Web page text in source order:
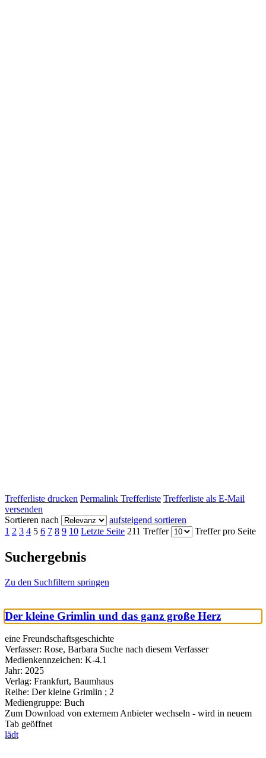
Trefferliste drucken Permalink Trefferliste Trefferliste als E-Mail
versenden
Sortieren nach
aufsteigend sortieren
1 2 3 4 5 6 7 8 9 10 Letzte Seite 211 Treffer Treffer pro Seite
Suchergebnis
Zu den Suchfiltern springen
Der kleine Grimlin und das ganz große Herz
eine Freundschaftsgeschichte
Verfasser: Rose, Barbara Suche nach diesem Verfasser
Medienkennzeichen: K-4.1
Jahr: 2025
Verlag: Frankfurt, Baumhaus
Reihe: Der kleine Grimlin ; 2
Mediengruppe: Buch
Zum Download von externem Anbieter wechseln - wird in neuem
Tab geöffnet
lädt